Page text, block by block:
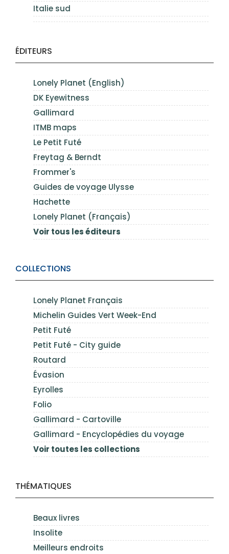
Italie sud
ÉDITEURS
Lonely Planet (English)
DK Eyewitness
Gallimard
ITMB maps
Le Petit Futé
Freytag & Berndt
Frommer's
Guides de voyage Ulysse
Hachette
Lonely Planet (Français)
Voir tous les éditeurs
COLLECTIONS
Lonely Planet Français
Michelin Guides Vert Week-End
Petit Futé
Petit Futé - City guide
Routard
Évasion
Eyrolles
Folio
Gallimard - Cartoville
Gallimard - Encyclopédies du voyage
Voir toutes les collections
THÉMATIQUES
Beaux livres
Insolite
Meilleurs endroits